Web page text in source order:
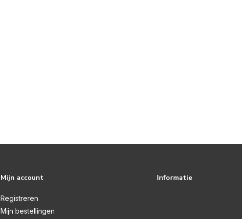
Mijn account
Registreren
Mijn bestellingen
Informatie